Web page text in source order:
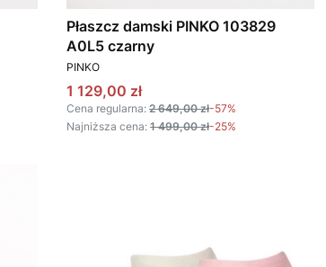
Płaszcz damski PINKO 103829
A0L5 czarny
PRODUCENT
PINKO
Cena promocyjna
1 129,00 zł
Cena regularna: 2 649,00 zł-57%
Najniższa cena: 1 499,00 zł-25%